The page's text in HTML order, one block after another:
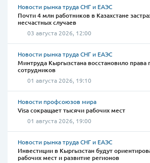
Новости рынка труда СНГ и ЕАЭС
Почти 4 млн работников в Казахстане
несчастных случаев
03 августа 2026, 12:00
Новости рынка труда СНГ и ЕАЭС
Минтруда Кыргызстана восстановило права
сотрудников
01 августа 2026, 19:10
Новости профсоюзов мира
Visa сокращает тысячи рабочих мест
01 августа 2026, 19:00
Новости рынка труда СНГ и ЕАЭС
Инвестиции в Кыргызстан будут
рабочих мест и развитие регионов